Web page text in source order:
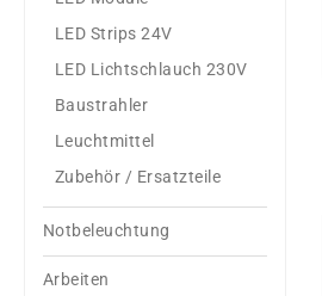
LED Strips 24V
LED Lichtschlauch 230V
Baustrahler
Leuchtmittel
Zubehör / Ersatzteile
Notbeleuchtung
Arbeiten